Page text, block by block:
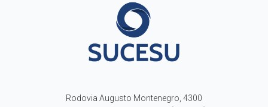
Rodovia Augusto Montenegro, 4300